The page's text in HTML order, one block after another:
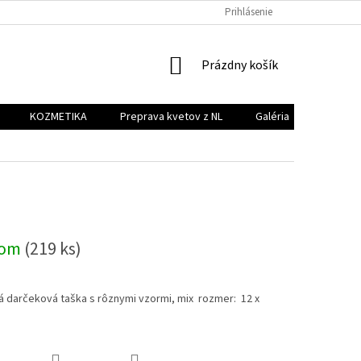
KONTAKT
Prihlásenie
NÁKUPNÝ
Prázdny košík
KOZMETIKA Preprava kvetov z NL Galéria
(219 ks)
darčeková taška s rôznymi vzormi, mix rozmer: 12 x